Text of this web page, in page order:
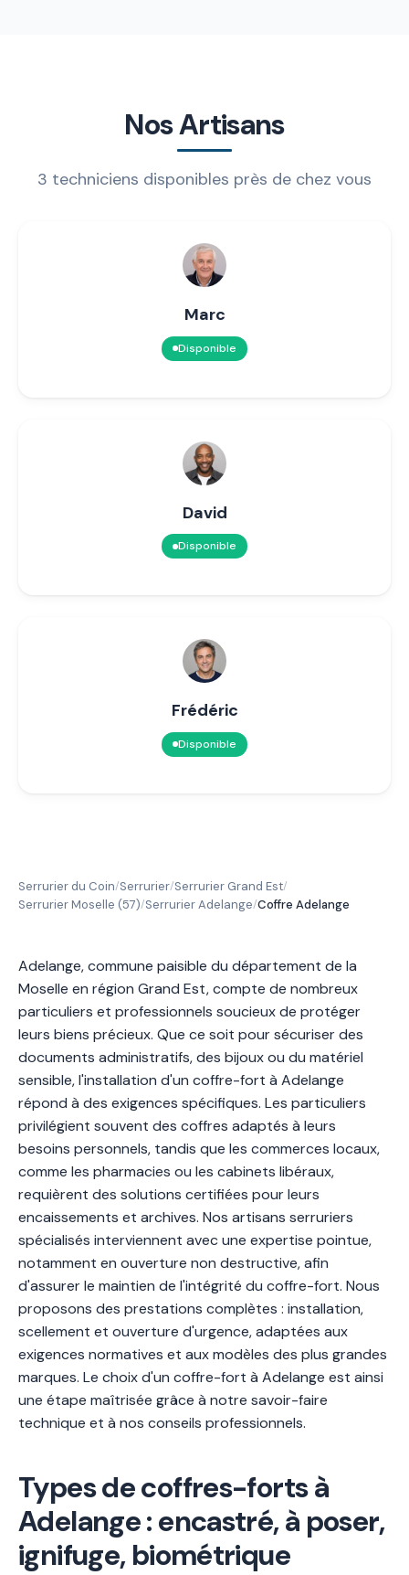
Nos Artisans
3 techniciens disponibles près de chez vous
Marc
Disponible
David
Disponible
Frédéric
Disponible
Serrurier du Coin/Serrurier/Serrurier Grand Est/
Serrurier Moselle (57)/Serrurier Adelange/Coffre Adelange
Adelange, commune paisible du département de la
Moselle en région Grand Est, compte de nombreux
particuliers et professionnels soucieux de protéger
leurs biens précieux. Que ce soit pour sécuriser des
documents administratifs, des bijoux ou du matériel
sensible, l'installation d'un coffre-fort à Adelange
répond à des exigences spécifiques. Les particuliers
privilégient souvent des coffres adaptés à leurs
besoins personnels, tandis que les commerces locaux,
comme les pharmacies ou les cabinets libéraux,
requièrent des solutions certifiées pour leurs
encaissements et archives. Nos artisans serruriers
spécialisés interviennent avec une expertise pointue,
notamment en ouverture non destructive, afin
d'assurer le maintien de l'intégrité du coffre-fort. Nous
proposons des prestations complètes : installation,
scellement et ouverture d'urgence, adaptées aux
exigences normatives et aux modèles des plus grandes
marques. Le choix d'un coffre-fort à Adelange est ainsi
une étape maîtrisée grâce à notre savoir-faire
technique et à nos conseils professionnels.
Types de coffres-forts à
Adelange : encastré, à poser,
ignifuge, biométrique